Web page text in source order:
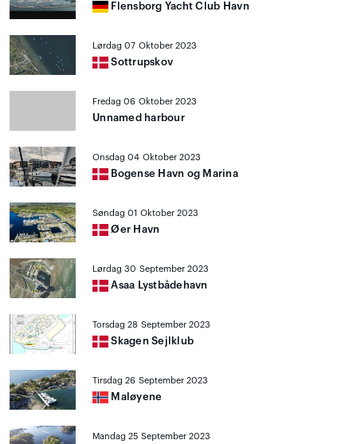
Flensborg Yacht Club Havn
Lørdag 07 Oktober 2023
Sottrupskov
Fredag 06 Oktober 2023
Unnamed harbour
Onsdag 04 Oktober 2023
Bogense Havn og Marina
Søndag 01 Oktober 2023
Øer Havn
Lørdag 30 September 2023
Asaa Lystbådehavn
Torsdag 28 September 2023
Skagen Sejlklub
Tirsdag 26 September 2023
Maløyene
Mandag 25 September 2023